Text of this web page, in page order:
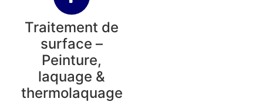
Traitement de
surface –
Peinture,
laquage &
thermolaquage